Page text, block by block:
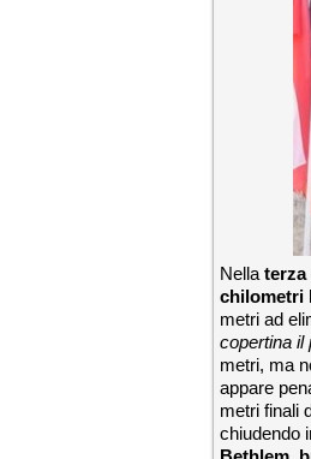
Nella terza
chilometri
metri ad
copertina il
metri, ma
appare
metri finali
chiudendo